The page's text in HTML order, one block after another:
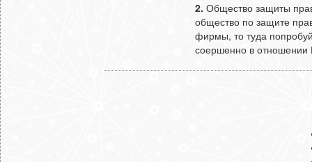
2. Общество защиты
общество по защите
фирмы, то туда
соершенно в отношении